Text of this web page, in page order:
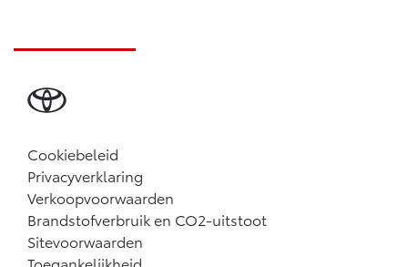
Cookiebeleid
Privacyverklaring
Verkoopvoorwaarden
Brandstofverbruik en CO2-uitstoot
Sitevoorwaarden
Toegankelijkheid